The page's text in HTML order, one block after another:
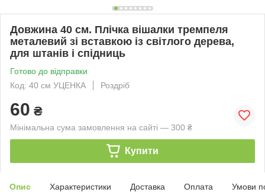
Довжина 40 см. Плічка вішалки тремпеля
металевий зі вставкою із світлого дерева,
для штанів і спідниць
Готово до відправки
Код: 40 см УЦЕНКА
Роздріб
60 ₴
Мінімальна сума замовлення на сайті — 300 ₴
Купити
Опис Характеристики Доставка Оплата Умови